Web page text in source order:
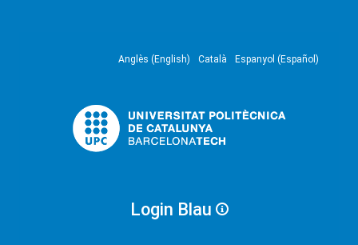
Anglès (English) Català Espanyol (Español)
Login Blau